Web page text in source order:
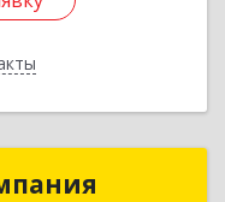
компания